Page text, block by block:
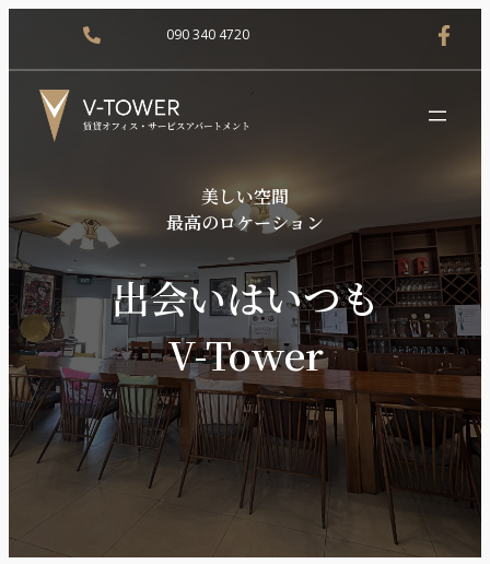
090 340 4720
美しい空間
最高のロケーション
出会いはいつも
V-Tower